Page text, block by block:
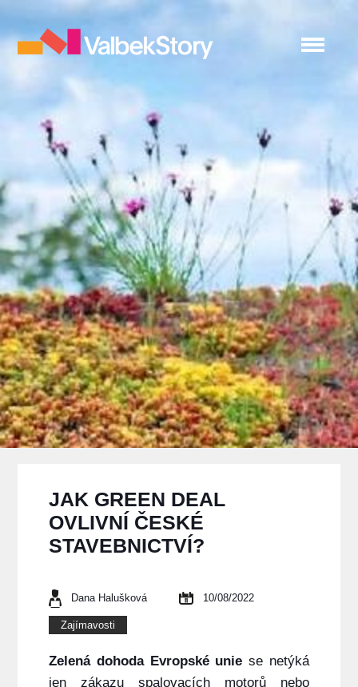
JAK GREEN DEAL
OVLIVNÍ ČESKÉ
STAVEBNICTVÍ?
Dana Halušková 10/08/2022
Zajímavosti
Zelená dohoda Evropské uniese netýká
jen zákazu spalovacích motorů nebo